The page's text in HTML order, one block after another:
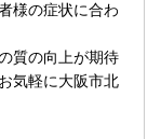
様の症状に合わ
質の向上が期待
気軽に大阪市北